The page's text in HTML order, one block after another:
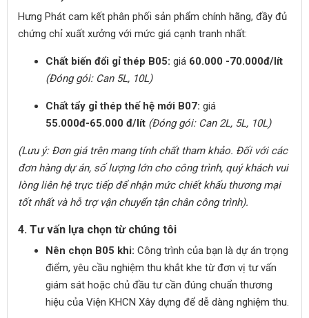
Hưng Phát cam kết phân phối sản phẩm chính hãng, đầy đủ
chứng chỉ xuất xưởng với mức giá cạnh tranh nhất:
Chất biến đổi gỉ thép B05: giá 60.000 -70.000đ/lít
(Đóng gói: Can 5L, 10L)
Chất tẩy gỉ thép thế hệ mới B07: giá
55.000đ-65.000 đ/lít (Đóng gói: Can 2L, 5L, 10L)
(Lưu ý: Đơn giá trên mang tính chất tham khảo. Đối với các
đơn hàng dự án, số lượng lớn cho công trình, quý khách vui
lòng liên hệ trực tiếp để nhận mức chiết khấu thương mại
tốt nhất và hỗ trợ vận chuyển tận chân công trình).
4. Tư vấn lựa chọn từ chúng tôi
Nên chọn B05 khi: Công trình của bạn là dự án trọng
điểm, yêu cầu nghiệm thu khắt khe từ đơn vị tư vấn
giám sát hoặc chủ đầu tư cần đúng chuẩn thương
hiệu của Viện KHCN Xây dựng để dễ dàng nghiệm thu.